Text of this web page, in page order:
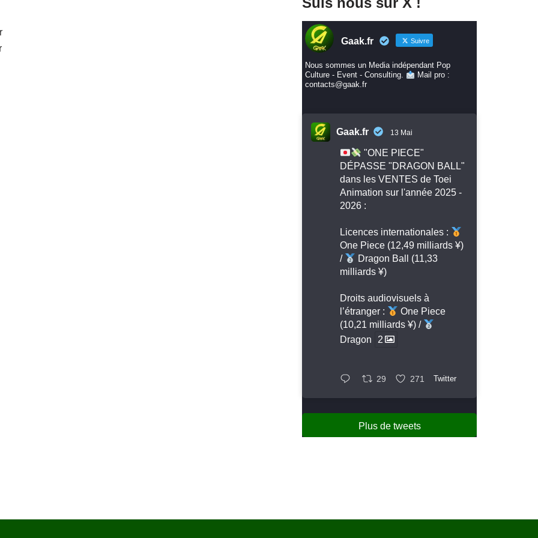
Gaak.fr Suivre
Nous sommes un Media indépendant Pop
Culture - Event - Consulting.
Mail pro :
contacts@gaak.fr
Gaak.fr 13 Mai
"ONE PIECE"
DÉPASSE "DRAGON BALL"
dans les VENTES de Toei
Animation sur l'année 2025 -
2026 :
Licences internationales :
One Piece (12,49 milliards ¥)
/
Dragon Ball (11,33
milliards ¥)
Droits audiovisuels à
l’étranger :
One Piece
(10,21 milliards ¥) /
Dragon
2
29 271 Twitter
Plus de tweets